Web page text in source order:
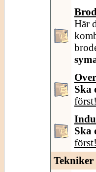
Här
Ska
först!
Ska
först!
Tekniker